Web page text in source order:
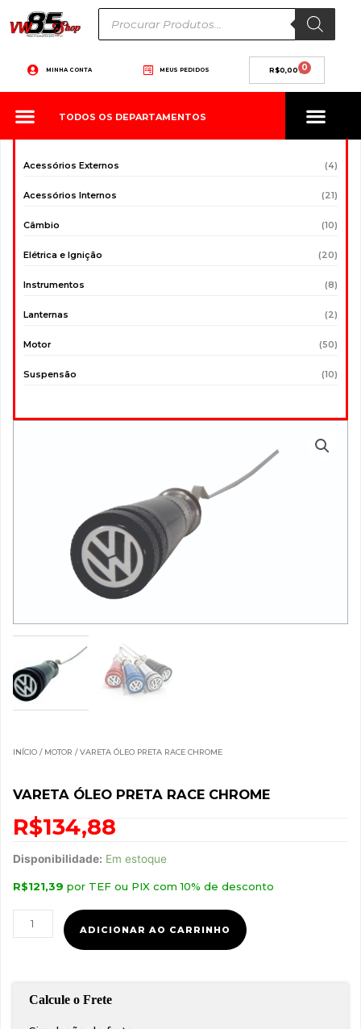
para
Pesquisar
produtos
MINHA CONTA MEUS PEDIDOS R$0,00 0
Carrinho
TODOS OS DEPARTAMENTOS
Acessórios Externos (4)
Acessórios Internos (21)
Câmbio (10)
Elétrica e Ignição (20)
Instrumentos (8)
Lanternas (2)
Motor (50)
Suspensão (10)
INÍCIO / MOTOR / VARETA ÓLEO PRETA RACE CHROME
VARETA ÓLEO PRETA RACE CHROME
R$134,88
Disponibilidade: Em estoque
R$121,39 por TEF ou PIX com 10% de desconto
Vareta
Preta
Race
Chrome
quantidade
ADICIONAR AO CARRINHO